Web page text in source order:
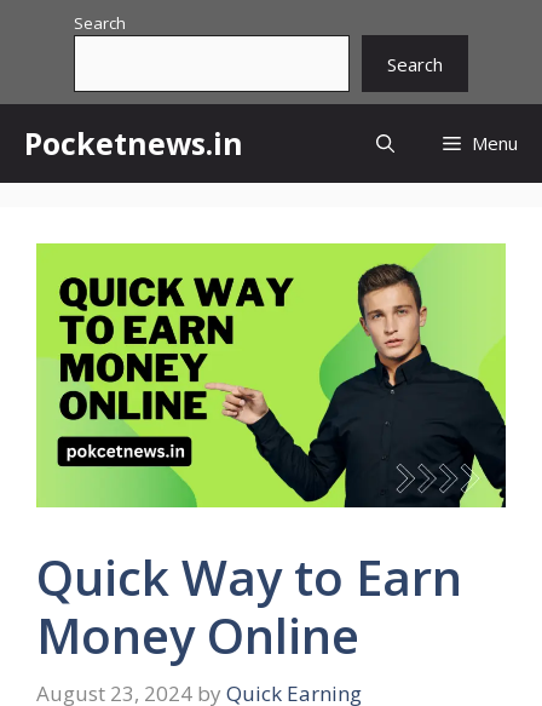
Search
Search
Pocketnews.in Menu
Quick Way to Earn
Money Online
August 23, 2024 by Quick Earning